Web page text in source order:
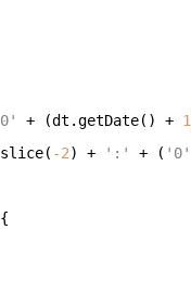
+ (dt.getDate() + 1
-2) + ':' + ( '0'